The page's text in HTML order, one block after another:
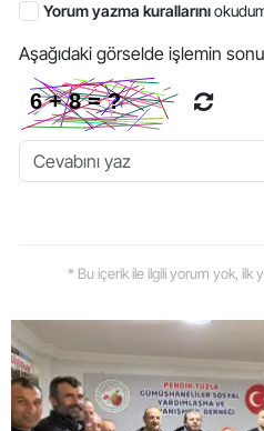
Yorum yazma kurallarını
Aşağıdaki görselde işlemin
* Bu içerik ile ilgili yorum yok, ilk